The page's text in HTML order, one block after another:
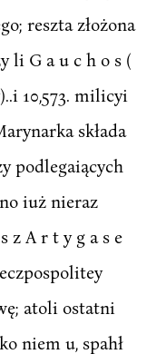
reszta złożona
li G a u c h o s (
10,573. milicyi
składa
podlegaiących
iuż nieraz
z A r t y g a s e
atoli ostatni
niem u, spahł